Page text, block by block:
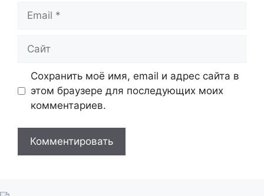
Сохранить моё имя, email и адрес сайта в
этом браузере для последующих моих
комментариев.